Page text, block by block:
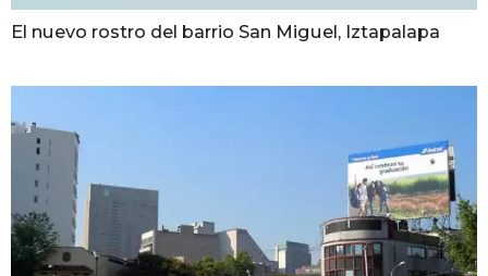
El nuevo rostro del barrio San Miguel, Iztapalapa